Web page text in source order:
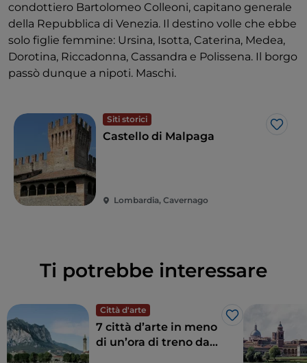
condottiero Bartolomeo Colleoni, capitano generale
della Repubblica di Venezia. Il destino volle che ebbe
solo figlie femmine: Ursina, Isotta, Caterina, Medea,
Dorotina, Riccadonna, Cassandra e Polissena. Il borgo
passò dunque a nipoti. Maschi.
Siti storici
Like
Castello di Malpaga
Lombardia, Cavernago
Ti potrebbe interessare
Città d'arte
Like
7 città d’arte in meno
di un’ora di treno da